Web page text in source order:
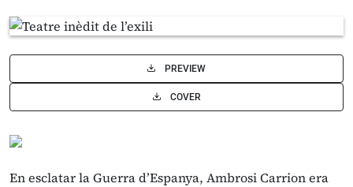
PREVIEW
COVER
En esclatar la Guerra d’Espanya, Ambrosi Carrion era